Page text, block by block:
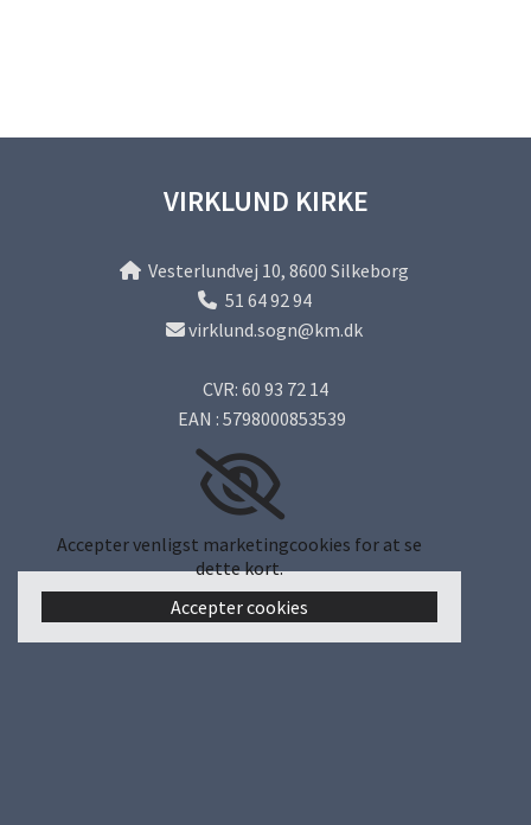
VIRKLUND KIRKE
Vesterlundvej 10, 8600 Silkeborg
 51 64 92 94
virklund.sogn@km.dk
CVR: 60 93 72 14
EAN : 5798000853539
Accepter venligst marketingcookies for at se
dette kort.
Accepter cookies